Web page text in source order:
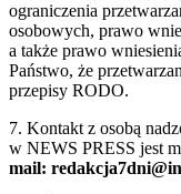
ograniczenia
osobowych, prawo
a także prawo
Państwo, że
przepisy RODO.
7. Kontakt z osobą
w NEWS PRESS jest
mail: